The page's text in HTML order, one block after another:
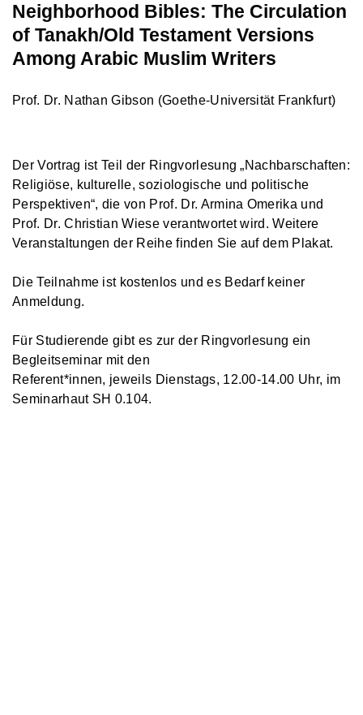
Neighborhood Bibles: The Circulation
of Tanakh/Old Testament Versions
Among Arabic Muslim Writers
Prof. Dr. Nathan Gibson (Goethe-Universität Frankfurt)
Der Vortrag ist Teil der Ringvorlesung „Nachbarschaften:
Religiöse, kulturelle, soziologische und politische
Perspektiven“, die von Prof. Dr. Armina Omerika und
Prof. Dr. Christian Wiese verantwortet wird. Weitere
Veranstaltungen der Reihe finden Sie auf dem Plakat.
Die Teilnahme ist kostenlos und es Bedarf keiner
Anmeldung.
Für Studierende gibt es zur der Ringvorlesung ein
Begleitseminar mit den
Referent*innen, jeweils Dienstags, 12.00-14.00 Uhr, im
Seminarhaut SH 0.104.